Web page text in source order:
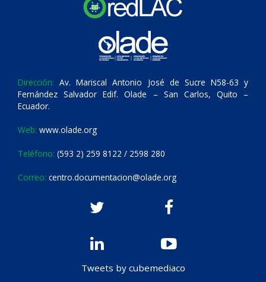
Dirección: Av. Mariscal Antonio José de Sucre N58-63 y
Fernández Salvador Edif. Olade – San Carlos, Quito –
Ecuador.
Web: www.olade.org
Teléfono: (593 2) 259 8122 / 2598 280
Correo: centro.documentacion@olade.org
Tweets by cubemediaco